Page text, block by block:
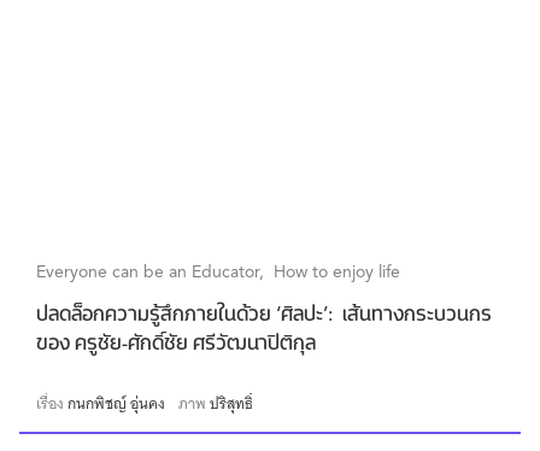
Everyone can be an Educator How to enjoy life
ปลดล็อกความรู้สึกภายในด้วย ‘ศิลปะ’: เส้นทางกระบวนกร
ของ ครูชัย-ศักดิ์ชัย ศรีวัฒนาปิติกุล
เรื่องกนกพิชญ์ อุ่นคง ภาพปริสุทธิ์